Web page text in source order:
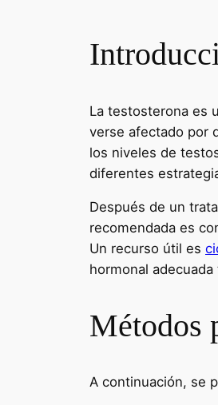
La testosterona es
verse afectado por
los niveles de
diferentes
Después de un
recomendada es
Un recurso útil es
hormonal
Métodos
A continuación, se